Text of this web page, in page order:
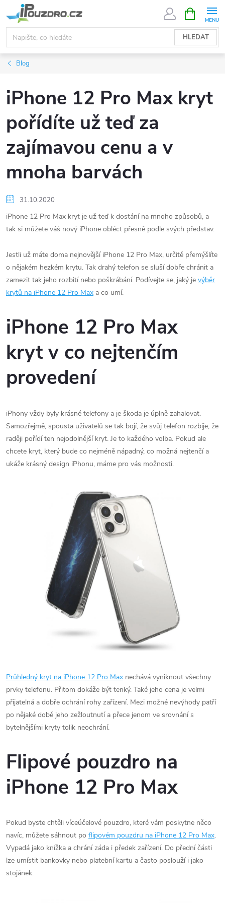
na
obsah
HLEDAT
NÁKUPNÍ
KOŠÍK
Blog
iPhone 12 Pro Max kryt
pořídíte už teď za
zajímavou cenu a v
mnoha barvách
31.10.2020
iPhone 12 Pro Max kryt je už teď k dostání na mnoho způsobů, a
tak si můžete váš nový iPhone obléct přesně podle svých představ.
Jestli už máte doma nejnovější iPhone 12 Pro Max, určitě přemýšlíte
o nějakém hezkém krytu. Tak drahý telefon se sluší dobře chránit a
zamezit tak jeho rozbití nebo poškrábání. Podívejte se, jaký je výběr
krytů na iPhone 12 Pro Max a co umí.
iPhone 12 Pro Max
kryt v co nejtenčím
provedení
iPhony vždy byly krásné telefony a je škoda je úplně zahalovat.
Samozřejmě, spousta uživatelů se tak bojí, že svůj telefon rozbije, že
raději pořídí ten nejodolnější kryt. Je to každého volba. Pokud ale
chcete kryt, který bude co nejméně nápadný, co možná nejtenčí a
ukáže krásný design iPhonu, máme pro vás možnosti.
Průhledný kryt na iPhone 12 Pro Max nechává vyniknout všechny
prvky telefonu. Přitom dokáže být tenký. Také jeho cena je velmi
přijatelná a dobře ochrání rohy zařízení. Mezi možné nevýhody patří
po nějaké době jeho zežloutnutí a přece jenom ve srovnání s
bytelnějšími kryty tolik neochrání.
Flipové pouzdro na
iPhone 12 Pro Max
Pokud byste chtěli víceúčelové pouzdro, které vám poskytne něco
navíc, můžete sáhnout po flipovém pouzdru na iPhone 12 Pro Max.
Vypadá jako knížka a chrání záda i předek zařízení. Do přední části
lze umístit bankovky nebo platební kartu a často poslouží i jako
stojánek.